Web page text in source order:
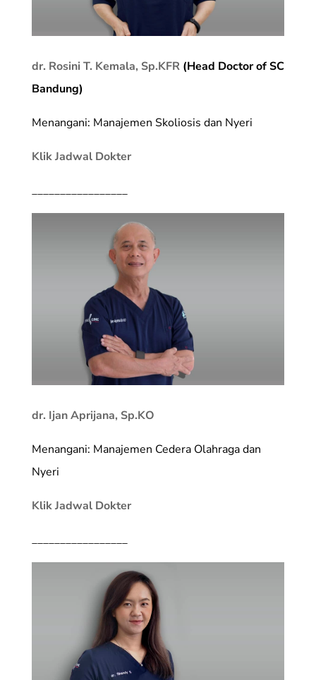
dr. Rosini T. Kemala, Sp.KFR(Head Doctor of SC
Bandung)
Menangani: Manajemen Skoliosis dan Nyeri
Klik Jadwal Dokter
_________________
dr. Ijan Aprijana, Sp.KO
Menangani: Manajemen Cedera Olahraga dan
Nyeri
Klik Jadwal Dokter
_________________